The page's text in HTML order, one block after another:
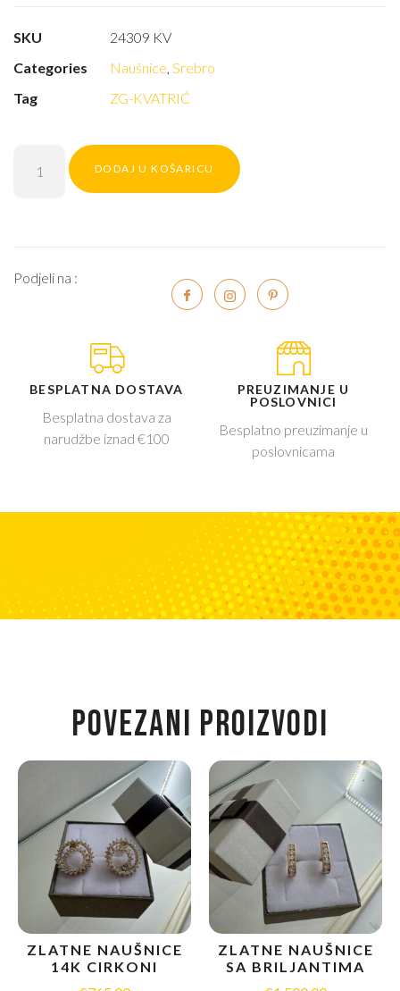
SKU
24309 KV
Categories
Naušnice Srebro
Tag
ZG-KVATRIĆ
DODAJ U KOŠARICU
Podjeli na :
BESPLATNA DOSTAVA
Besplatna dostava za
narudžbe iznad €100
PREUZIMANJE U
POSLOVNICI
Besplatno preuzimanje u
poslovnicama
POVEZANI PROIZVODI
ZLATNE NAUŠNICE
14K CIRKONI
ZLATNE NAUŠNICE
SA BRILJANTIMA